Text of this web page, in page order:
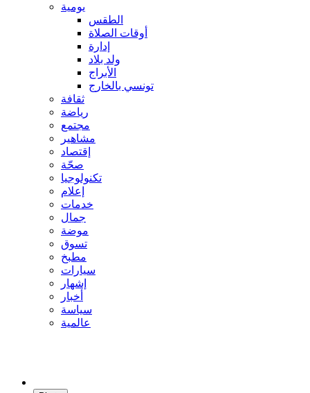
يومية
الطقس
أوقات الصلاة
إدارة
ولد بلاد
الأبراج
تونسي بالخارج
ثقافة
رياضة
مجتمع
مشاهير
إقتصاد
صحّة
تكنولوجيا
إعلام
خدمات
جمال
موضة
تسوق
مطبخ
سيارات
إشهار
أخبار
سياسة
عالمية